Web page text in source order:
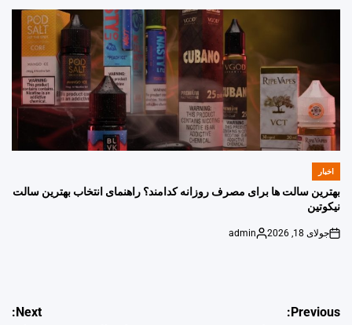
POSTED
اخبار
بهترین سالت ها برای مصرف روزانه کدامند؟ راهنمای انتخاب بهترین سالت
نیکوتین
on
جولای 18, 2026
Posted
admin
راهبری
Previous:
Next: